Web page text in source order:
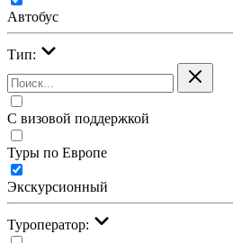
Автобус
Тип:
С визовой поддержкой
Туры по Европе
Экскурсионный
Туроператор: